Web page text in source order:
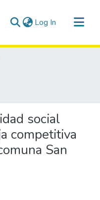
Log In (current)
social
competitiva
San